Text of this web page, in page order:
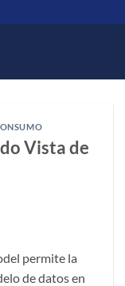
Vista de
permite la
de datos en